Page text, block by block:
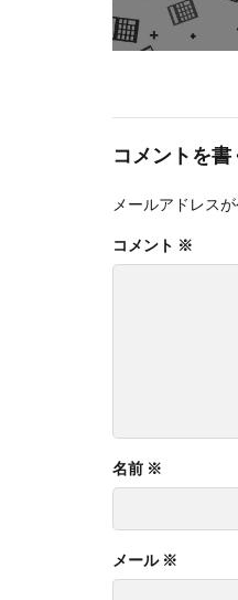
コメントを書
メールアドレス
コメント ※
名前 ※
メール ※